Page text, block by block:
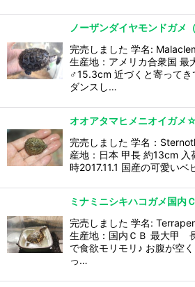
ノーザンダイヤモンドガメ
完売しました 学名:
生産地：アメリカ合衆国 最
♂15.3cm 近づくと寄ってき
ダンスし…
オオアタマヒメニオイガメ
完売しました 学名：
産地：日本 甲長 約13cm
時2017.11.1 国産の可愛い
ミナミニシキハコガメ国内
完売しました 学名:
生産地：国内ＣＢ 最大甲
で食欲モリモリ♪ お腹が空
っ…